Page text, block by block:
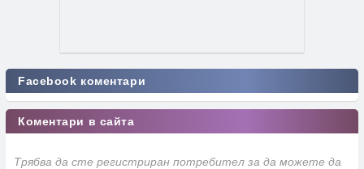
Facebook коментари
Коментари в сайта
Трябва да сте регистриран потребител за да можете да